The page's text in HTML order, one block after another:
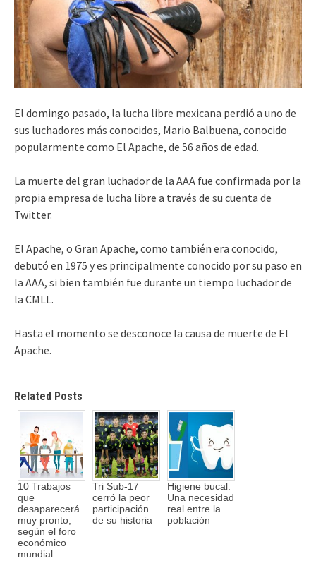
El domingo pasado, la lucha libre mexicana perdió a uno de
sus luchadores más conocidos, Mario Balbuena, conocido
popularmente como El Apache, de 56 años de edad.
La muerte del gran luchador de la AAA fue confirmada por la
propia empresa de lucha libre a través de su cuenta de
Twitter.
El Apache, o Gran Apache, como también era conocido,
debutó en 1975 y es principalmente conocido por su paso en
la AAA, si bien también fue durante un tiempo luchador de
la CMLL.
Hasta el momento se desconoce la causa de muerte de El
Apache.
Related Posts
10 Trabajos
que
desaparecerá
muy pronto,
según el foro
económico
mundial
Tri Sub-17
cerró la peor
participación
de su historia
Higiene bucal:
Una necesidad
real entre la
población